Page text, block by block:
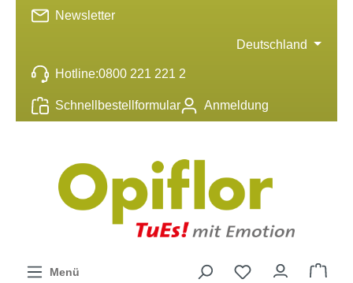
springen
Hotline:0800 221 221 2
Schnellbestellformular Anmeldung
Newsletter
Deutschland
Menü